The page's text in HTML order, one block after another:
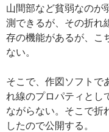
山間部など貧弱なのが
測できるが、その折れ
存の機能があるが、こ
ない。
そこで、作図ソフトで
れ線のプロパティとし
ながらない。そこで折
したので公開する。